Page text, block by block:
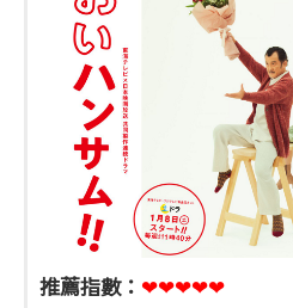
推薦指數： ❤❤❤❤❤